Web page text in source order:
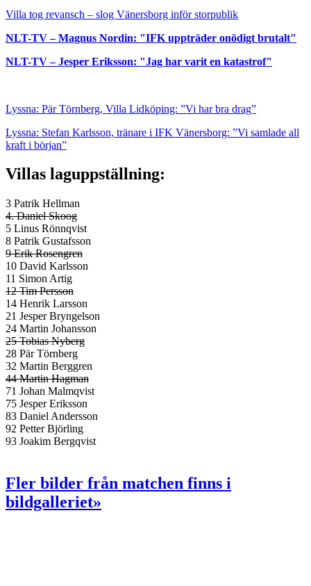
Villa tog revansch – slog Vänersborg inför storpublik
NLT-TV – Magnus Nordin: "IFK uppträder onödigt brutalt"
NLT-TV – Jesper Eriksson: "Jag har varit en katastrof"
Lyssna: Pär Törnberg, Villa Lidköping: ”Vi har bra drag”
Lyssna: Stefan Karlsson, tränare i IFK Vänersborg: ”Vi samlade all
kraft i början”
Villas laguppställning:
3 Patrik Hellman
4. Daniel Skoog
5 Linus Rönnqvist
8 Patrik Gustafsson
9 Erik Rosengren
10 David Karlsson
11 Simon Artig
12 Tim Persson
14 Henrik Larsson
21 Jesper Bryngelson
24 Martin Johansson
25 Tobias Nyberg
28 Pär Törnberg
32 Martin Berggren
44 Martin Hagman
71 Johan Malmqvist
75 Jesper Eriksson
83 Daniel Andersson
92 Petter Björling
93 Joakim Bergqvist
Fler bilder från matchen finns i
bildgalleriet»